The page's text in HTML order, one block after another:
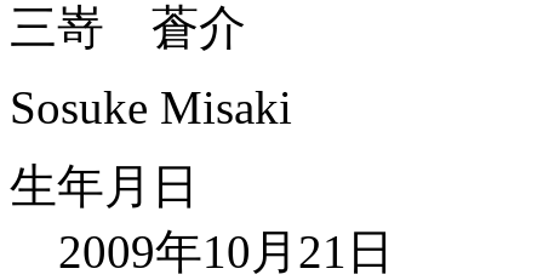
三嵜 蒼介
Sosuke Misaki
生年月日
2009年10月21日